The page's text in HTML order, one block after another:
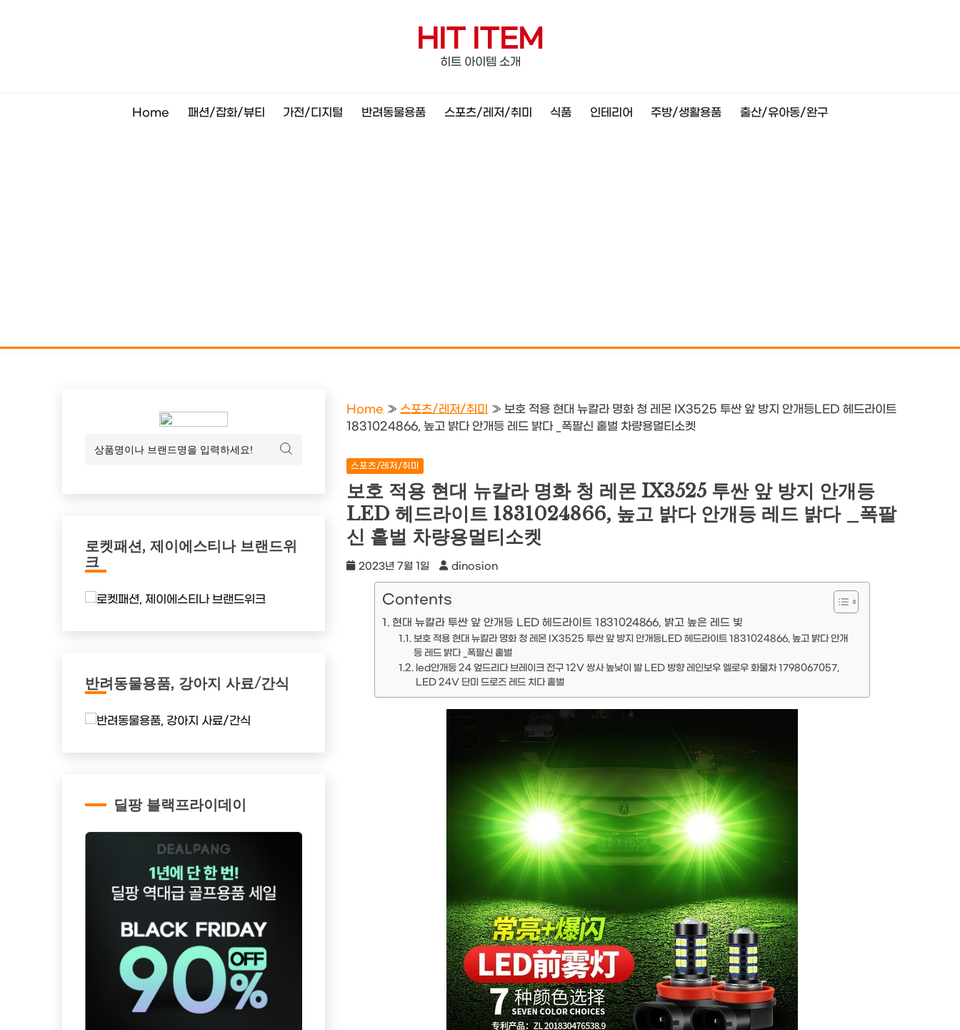
HIT ITEM
히트 아이템 소개
Home 패션/잡화/뷰티 가전/디지털 반려동물용품 스포츠/레저/취미 식품 인테리어 주방/생활용품 출산/유아동/완구
Home »스포츠/레저/취미 » 보호 적용 현대 뉴칼라 명화 청 레몬 IX3525 투싼 앞 방지 안개등LED 헤드라이트
1831024866, 높고 밝다 안개등 레드 밝다 _폭팔신 홑벌 차량용멀티소켓
스포츠/레저/취미
보호 적용 현대 뉴칼라 명화 청 레몬 IX3525 투싼 앞 방지 안개등
LED 헤드라이트 1831024866, 높고 밝다 안개등 레드 밝다 _폭팔
신 홑벌 차량용멀티소켓
2023년 7월 1일 dinosion
Contents
현대 뉴칼라 투싼 앞 안개등 LED 헤드라이트 1831024866, 밝고 높은 레드 빛
보호 적용 현대 뉴칼라 명화 청 레몬 IX3525 투싼 앞 방지 안개등LED 헤드라이트 1831024866, 높고 밝다 안개
등 레드 밝다 _폭팔신 홑벌
led안개등 24 엎드리다 브레이크 전구 12V 쌍사 높낮이 발 LED 방향 레인보우 엘로우 화물차 1798067057,
LED 24V 단미 드로즈 레드 치다 홑벌
로켓패션, 제이에스티나 브랜드위
크
반려동물용품, 강아지 사료/간식
딜팡 블랙프라이데이